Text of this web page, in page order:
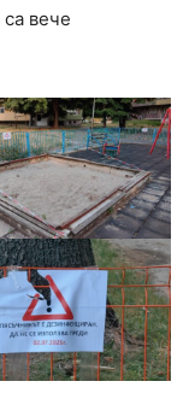
са вече